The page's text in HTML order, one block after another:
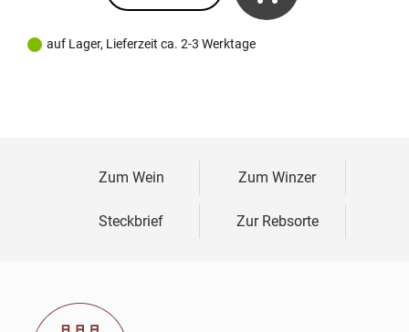
auf Lager, Lieferzeit ca. 2-3 Werktage
Zum Wein Zum Winzer
Steckbrief Zur Rebsorte